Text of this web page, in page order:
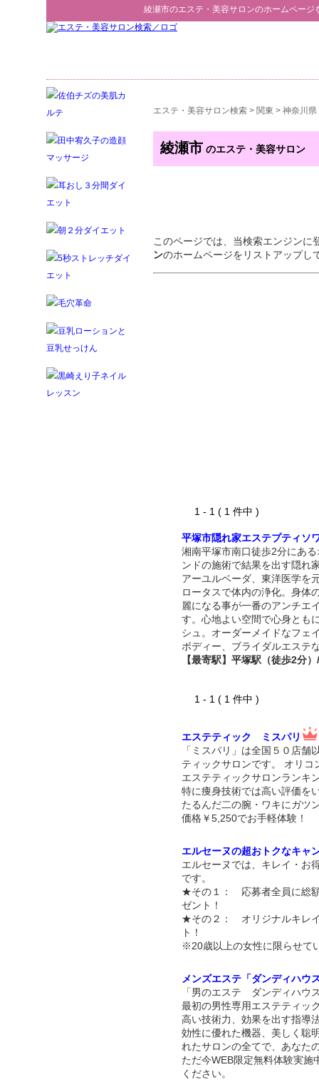
綾瀬市のエステ・美容サロンのホームページ
エステ・美容サロン検索 > 関東 > 神奈川県
綾瀬市 のエステ・美容サロン
このページでは、当検索エンジンに
ンのホームページをリストアップし
1 - 1 ( 1 件中 )
平塚市隠れ家エステプティソ
湘南平塚市南口徒歩2分にあ
ンドの施術で結果を出す隠れ
アーユルベーダ、東洋医学を
ロータスで体内の浄化。身体
麗になる事が一番のアンチエ
す。心地よい空間で心身とも
シュ。オーダーメイドなフェ
ボディー、ブライダルエステ
【最寄駅】平塚駅（徒歩2分
1 - 1 ( 1 件中 )
エステティック ミスパリ
「ミスパリ」は全国５０店舗
ティックサロンです。 オリ
エステティックサロンランキ
特に痩身技術では高い評価を
たるんだ二の腕・ワキにガツ
価格￥5,250でお手軽体験！
エルセーヌの超おトクなキャ
エルセーヌでは、キレイ・お
です。
★その１： 応募者全員に総
ゼント！
★その２： オリジナルキレ
ト！
※20歳以上の女性に限らせて
メンズエステ「ダンディハウ
「男のエステ ダンディハウ
最初の男性専用エステティッ
高い技術力、効果を出す指導
効性に優れた機器、美しく聡
れたサロンの全てで、あなた
ただ今WEB限定無料体験実施
ください。